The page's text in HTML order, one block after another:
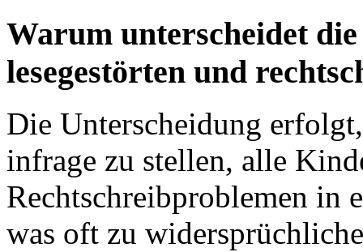
Warum unterscheidet
lesegestörten und
Die Unterscheidung
infrage zu stellen, alle
Rechtschreibproblemen in
was oft zu